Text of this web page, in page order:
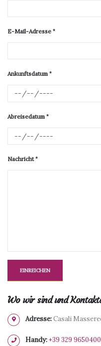
E-Mail-Adresse
Ankunftsdatum
Abreisedatum
Nachricht
Wo wir sind und
Adresse:Casali
Handy:+39 329 9650400